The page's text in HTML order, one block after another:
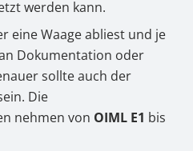
werden kann.
eine Waage abliest und je
Dokumentation oder
sollte auch der
Die
nehmen von OIML E1 bis